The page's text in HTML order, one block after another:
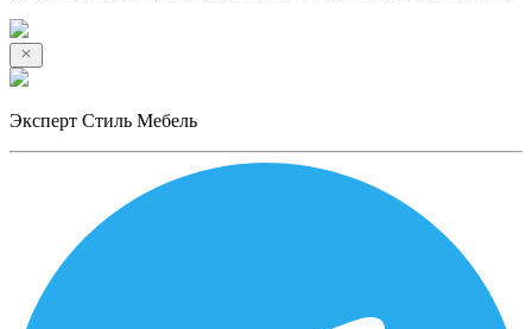
Эксперт Стиль Мебель